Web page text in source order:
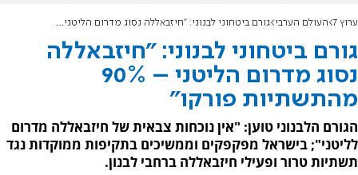
ערוץ 7 העולם הערבי גורם ביטחוני לבנוני: "חיזבאללה נסוג מדרום הליטני – 90% מהתשתיות פורקו"
גורם ביטחוני לבנוני: "חיזבאללה
נסוג מדרום הליטני – 90%
מהתשתיות פורקו"
הגורם הלבנוני טוען: "אין נוכחות צבאית של חיזבאללה מדרום
לליטני"; בישראל מפקפקים וממשיכים בתקיפות ממוקדות נגד
תשתיות טרור ופעילי חיזבאללה ברחבי לבנון.